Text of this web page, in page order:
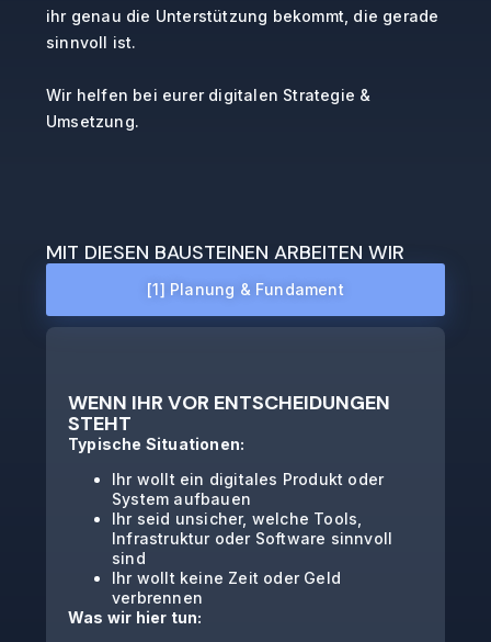
ihr genau die Unterstützung bekommt, die gerade
sinnvoll ist.
Wir helfen bei eurer digitalen Strategie &
Umsetzung.
MIT DIESEN BAUSTEINEN ARBEITEN WIR
[1] Planung & Fundament
WENN IHR VOR ENTSCHEIDUNGEN
STEHT
Typische Situationen:
Ihr wollt ein digitales Produkt oder
System aufbauen
Ihr seid unsicher, welche Tools,
Infrastruktur oder Software sinnvoll
sind
Ihr wollt keine Zeit oder Geld
verbrennen
Was wir hier tun: